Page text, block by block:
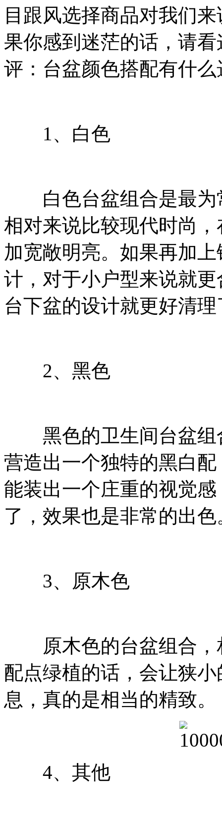
目跟风选择商品对我们
果你感到迷茫的话，请
评：台盆颜色搭配有什么
1、白色
白色台盆组合是最为
相对来说比较现代时尚
加宽敞明亮。如果再加
计，对于小户型来说就
台下盆的设计就更好清理
2、黑色
黑色的卫生间台盆组
营造出一个独特的黑白
能装出一个庄重的视觉
了，效果也是非常的出色
3、原木色
原木色的台盆组合，
配点绿植的话，会让狭
息，真的是相当的精致。
4、其他